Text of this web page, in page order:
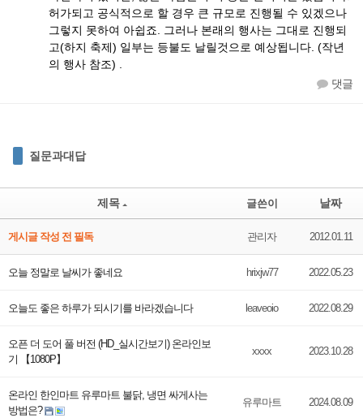
허가되고 공식적으로 할 경우 큰 규모로 진행될 수 있겠으나
그렇지 못하여 아쉽죠. 그러나 본래의 행사는 그대로 진행되
고(하지 축제) 일부는 등불도 날릴것으로 예상됩니다. (작년
의 행사 참조) .
댓글
질문과대답
제목 글쓴이 날짜
게시글 작성 전 필독 관리자 2012.01.11
오늘 정말로 날씨가 좋네요 hrixjw77 2022.05.23
오늘도 좋은 하루가 되시기를 바라겠습니다 leaveoio 2022.08.29
오픈 더 도어 풀 버전 (HD_실시간보기) 온라인보
기 【1080P】
xxxx 2023.10.28
온라인 한인마트 유루마트 불닭, 냉면 싸게사는
방법은?
유루마트 2024.08.09